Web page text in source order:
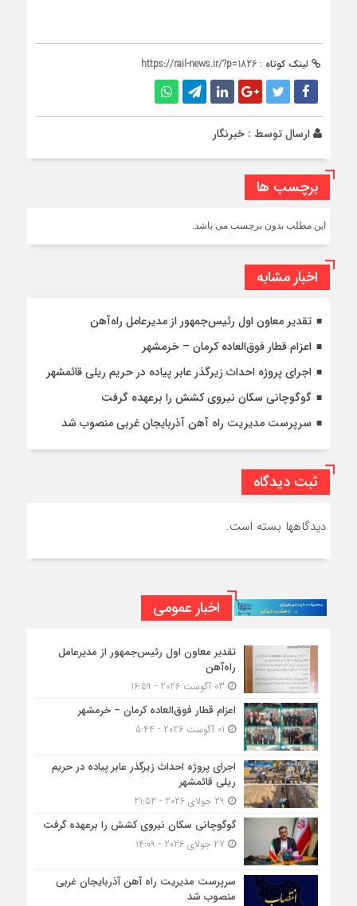
لینک کوتاه : https://rail-news.ir/?p=1826
ارسال توسط : خبرنگار
برچسب ها
این مطلب بدون برچسب می باشد.
اخبار مشابه
تقدیر معاون اول رئیس‌جمهور از مدیرعامل راه‌آهن
اعزام قطار فوق‌العاده کرمان – خرمشهر
اجرای پروژه احداث زیرگذر عابر پیاده در حریم ریلی قائمشهر
گوگوچانی سکان نیروی کشش را برعهده گرفت
سرپرست مدیریت راه آهن آذربایجان غربی منصوب شد
ثبت دیدگاه
دیدگاهها بسته است.
اخبار عمومی
تقدیر معاون اول رئیس‌جمهور از مدیرعامل
راه‌آهن
اعزام قطار فوق‌العاده کرمان – خرمشهر
اجرای پروژه احداث زیرگذر عابر پیاده در حریم
ریلی قائمشهر
گوگوچانی سکان نیروی کشش را برعهده گرفت
سرپرست مدیریت راه آهن آذربایجان غربی
منصوب شد